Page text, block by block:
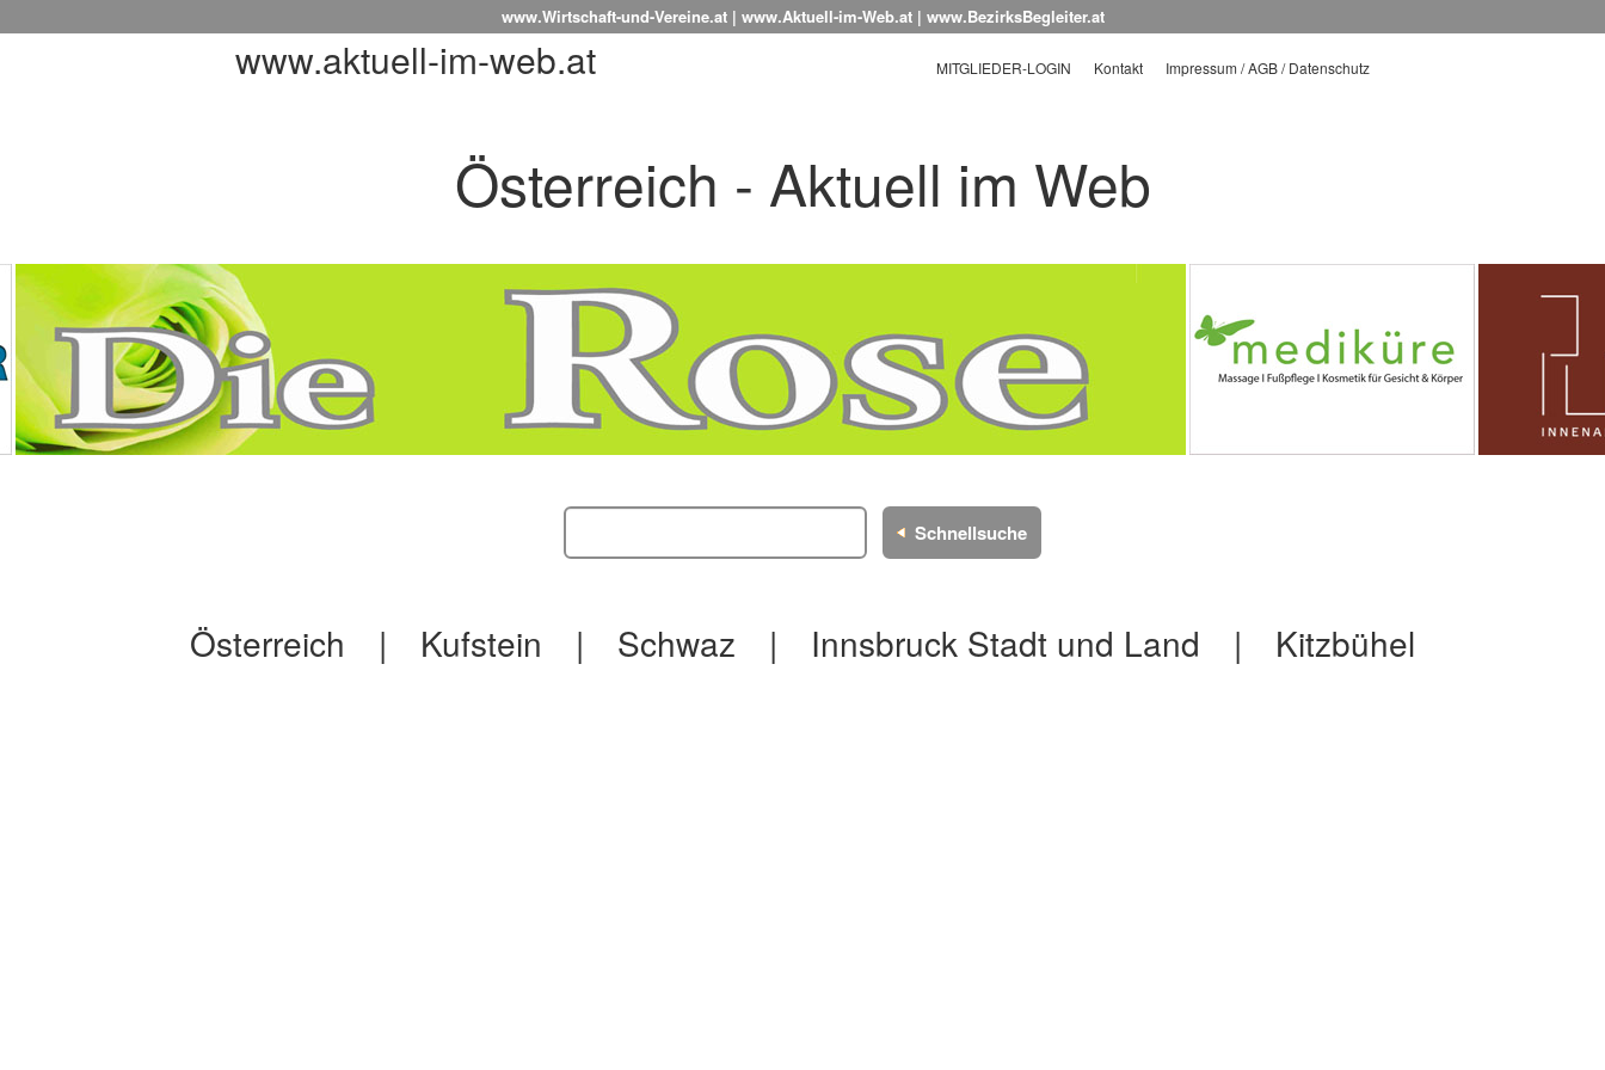
www.Wirtschaft-und-Vereine.at | www.Aktuell-im-Web.at | www.BezirksBegleiter.at
www.aktuell-im-web.at MITGLIEDER-LOGIN Kontakt Impressum / AGB / Datenschutz
Österreich - Aktuell im Web
Schnellsuche
Österreich | Kufstein | Schwaz | Innsbruck Stadt und Land | Kitzbühel